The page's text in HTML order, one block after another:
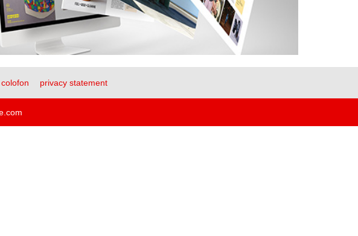
colofon privacy statement